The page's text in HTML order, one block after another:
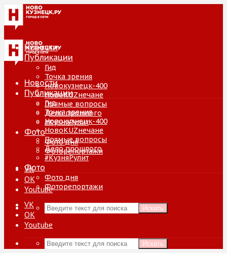
Новости
Публикации
Гид
Точка зрения
Новокузнецк-400
НовоKUZнечане
Прямые вопросы
Дело прошлого
#КузняРулит
Фото
Фото дня
Фоторепортажи
VK
ОК
Youtube
Искать
Новости
Публикации
Гид
Точка зрения
Новокузнецк-400
НовоKUZнечане
Прямые вопросы
Дело прошлого
#КузняРулит
Фото
Фото дня
Фоторепортажи
VK
ОК
Youtube
Искать